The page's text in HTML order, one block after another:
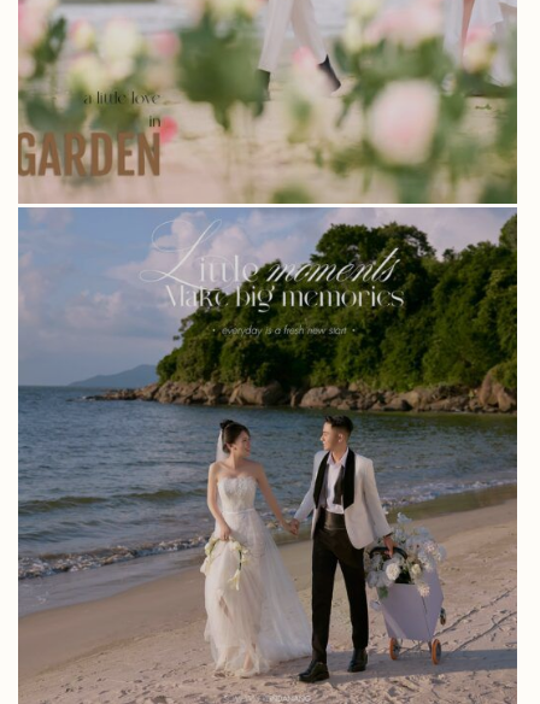
TƯỜNG VI & QUANG MINH – CHỤP ẢNH
CƯỚI LÃNG MẠN Ở BIỂN TIÊN SA